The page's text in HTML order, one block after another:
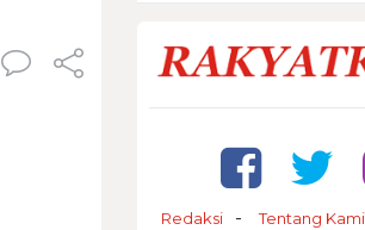
Redaksi Tentang Kami